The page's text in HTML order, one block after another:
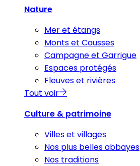
Nature
Mer et étangs
Monts et Causses
Campagne et Garrigue
Espaces protégés
Fleuves et rivières
Tout voir
Culture & patrimoine
Villes et villages
Nos plus belles abbayes
Nos traditions